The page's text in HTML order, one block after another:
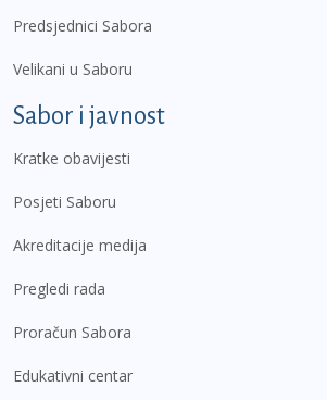
Predsjednici Sabora
Velikani u Saboru
Sabor i javnost
Kratke obavijesti
Posjeti Saboru
Akreditacije medija
Pregledi rada
Proračun Sabora
Edukativni centar